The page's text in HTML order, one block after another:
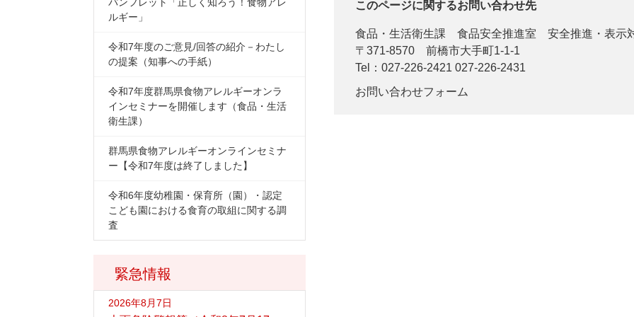
このページに関するお問い合わせ先
食品・生活衛生課
食品安全推進室 安全推進・表示
〒371-8570
前橋市大手町1-1-1
Tel：027-226-2421 027-226-2431
お問い合わせフォーム
緊急情報
2026年8月7日
ルギー」
令和7年度のご意見/回答の紹介－わたし
の提案（知事への手紙）
令和7年度群馬県食物アレルギーオンラ
インセミナーを開催します（食品・生活
衛生課）
群馬県食物アレルギーオンラインセミナ
ー【令和7年度は終了しました】
令和6年度幼稚園・保育所（園）・認定
こども園における食育の取組に関する調
査